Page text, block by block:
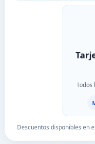
Todos
Descuentos disponibles en